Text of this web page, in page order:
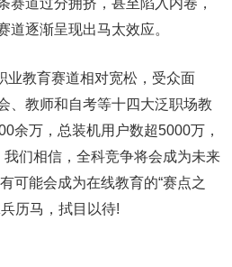
赛道过分拥挤，甚至陷入内卷，
道逐渐呈现出马太效应。
业教育赛道相对宽松，受众面
、教师和自考等十四大泛职场教
余万，总装机用户数超5000万，
们相信，全科竞争将会成为未来
可能会成为在线教育的“赛点之
历马，拭目以待!